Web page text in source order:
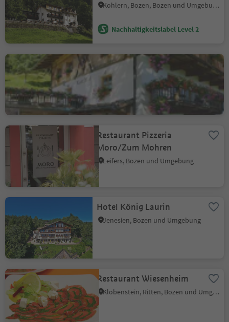
Kohlern, Bozen, Bozen und Umgebung
Nachhaltigkeitslabel Level 2
Leitlkeller
Restaurant Pizzeria
Moro/Zum Mohren
Leifers, Bozen und Umgebung
Hotel König Laurin
Jenesien, Bozen und Umgebung
Restaurant Wiesenheim
Klobenstein, Ritten, Bozen und Umgebung